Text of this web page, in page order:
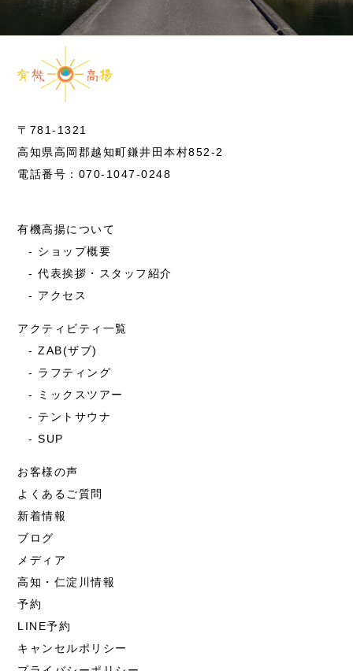
〒781-1321
高知県高岡郡越知町鎌井田本村852-2
電話番号：070-1047-0248
有機高揚について
ショップ概要
代表挨拶・スタッフ紹介
アクセス
アクティビティ一覧
ZAB(ザブ)
ラフティング
ミックスツアー
テントサウナ
SUP
お客様の声
よくあるご質問
新着情報
ブログ
メディア
高知・仁淀川情報
予約
LINE予約
キャンセルポリシー